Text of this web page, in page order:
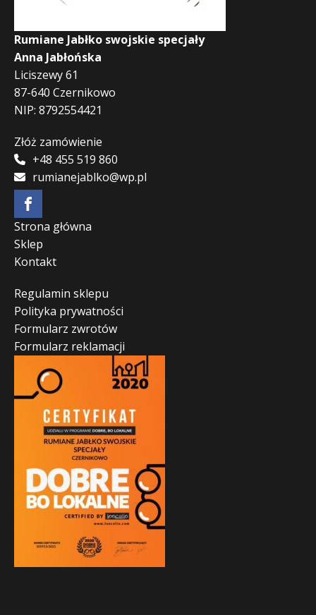
Rumiane Jabłko swojskie specjały
Anna Jabłońska
Liciszewy 61
87-640 Czernikowo
NIP: 8792554421
Złóż zamówienie
+48 455 519 860
rumianejablko@wp.pl
Strona główna
Sklep
Kontakt
Regulamin sklepu
Polityka prywatności
Formularz zwrotów
Formularz reklamacji